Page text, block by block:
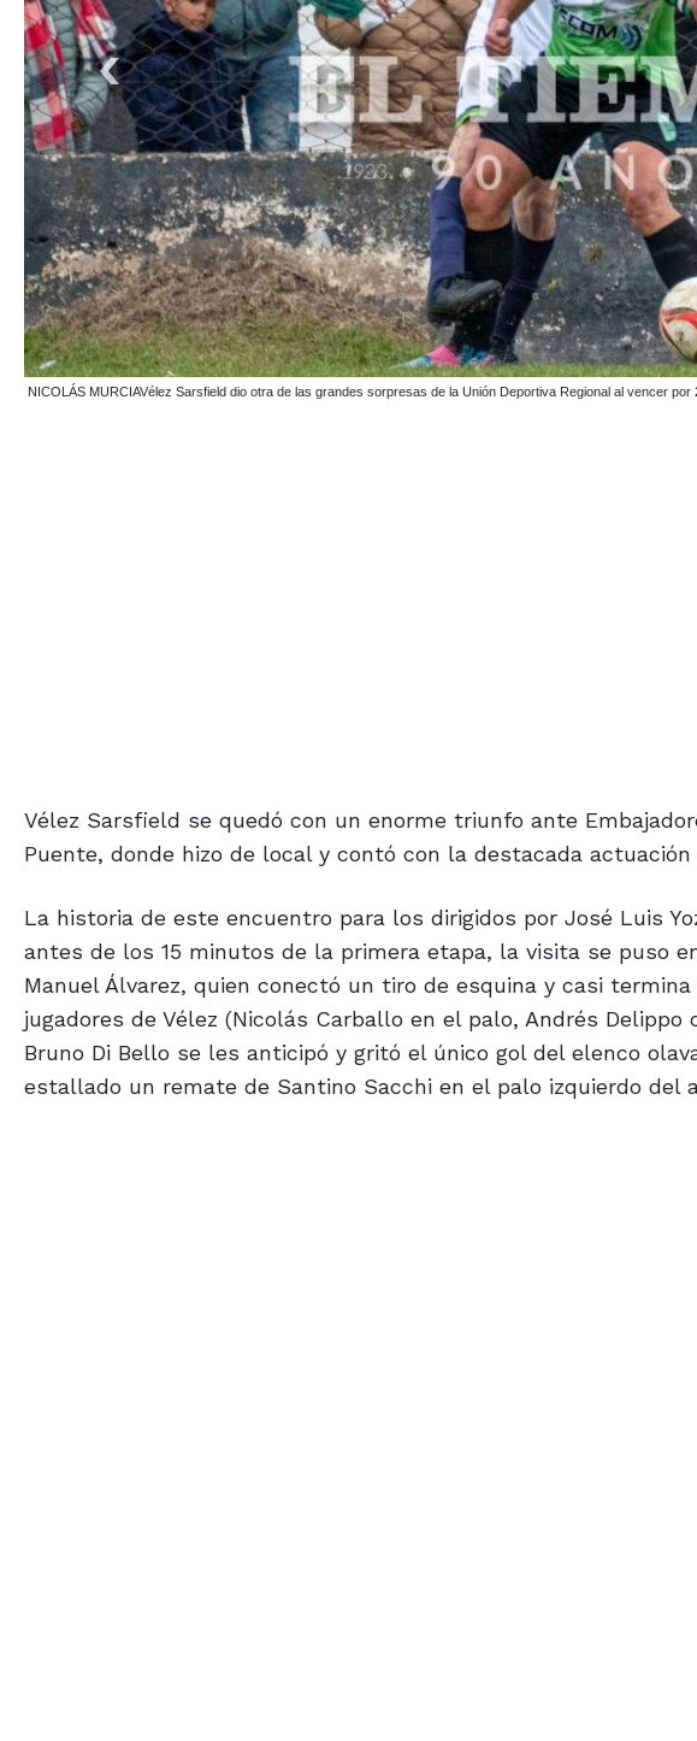
Los dirigidos por Yozzi, le quitaron el invicto al elenco dirigido por Luciano Bilbao, ex DT de Independiente de Chillar.
Vélez Sarsfield se quedó con un enorme triunfo ante
Puente, donde hizo de local y contó con la destacada
La historia de este encuentro para los dirigidos por José Luis
antes de los 15 minutos de la primera etapa, la visita se puso
Manuel Álvarez, quien conectó un tiro de esquina y casi
jugadores de Vélez (Nicolás Carballo en el palo, Andrés
Bruno Di Bello se les anticipó y gritó el único gol del elenco
estallado un remate de Santino Sacchi en el palo izquierdo del